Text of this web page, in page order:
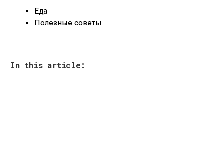
Еда
Полезные советы
In this article: